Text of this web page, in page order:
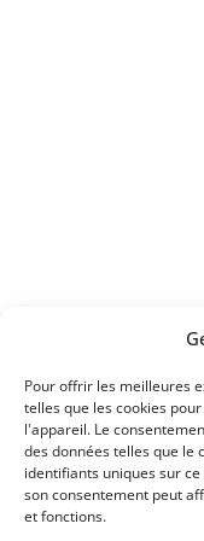
Pour offrir les meilleures
telles que les cookies
l'appareil. Le
des données telles que le
identifiants uniques sur
son consentement peut
et fonctions.